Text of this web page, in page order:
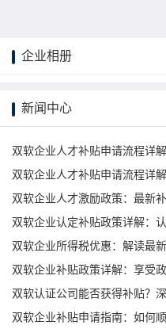
企业相册
新闻中心
双软企业人才补贴申请流程详
双软企业人才补贴申请流程详
双软企业人才激励政策：最新
双软企业认定补贴政策详解：
双软企业所得税优惠：解读最
双软企业补贴政策详解：享受
双软认证公司能否获得补贴？
双软企业补贴申请指南：如何